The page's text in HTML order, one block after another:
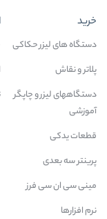
خرید
دستگاه های لیزر حکاکی
پلاتر و نقاش
دستگاههای لیزر و چاپگر
آموزشی
قطعات یدکی
پرینتر سه بعدی
مینی سی ان سی فرز
نرم افزارها